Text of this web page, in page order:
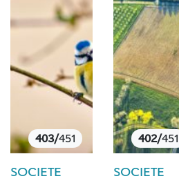
403/451
SOCIETE
402/451
SOCIETE